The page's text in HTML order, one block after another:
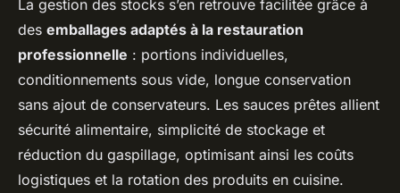
La gestion des stocks s’en retrouve facilitée grâce à
des emballages adaptés à la restauration
professionnelle : portions individuelles,
conditionnements sous vide, longue conservation
sans ajout de conservateurs. Les sauces prêtes allient
sécurité alimentaire, simplicité de stockage et
réduction du gaspillage, optimisant ainsi les coûts
logistiques et la rotation des produits en cuisine.